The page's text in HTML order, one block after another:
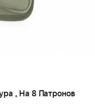
, На 8 Патронов